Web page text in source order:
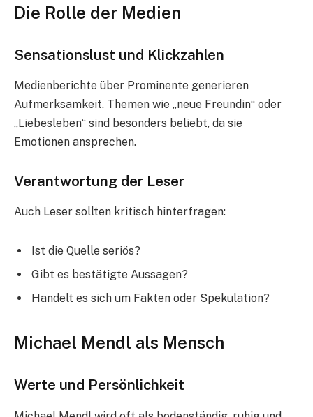
Die Rolle der Medien
Sensationslust und Klickzahlen
Medienberichte über Prominente generieren
Aufmerksamkeit. Themen wie „neue Freundin“ oder
„Liebesleben“ sind besonders beliebt, da sie
Emotionen ansprechen.
Verantwortung der Leser
Auch Leser sollten kritisch hinterfragen:
Ist die Quelle seriös?
Gibt es bestätigte Aussagen?
Handelt es sich um Fakten oder Spekulation?
Michael Mendl als Mensch
Werte und Persönlichkeit